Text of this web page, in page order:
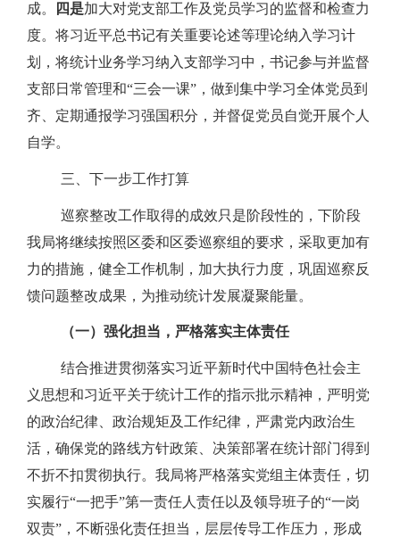
成。
四是加大对党支部工作及党员学习的监督和检查力
度。将习近平总书记有关重要论述等理论纳入学习计
划，将统计业务学习纳入支部学习中，书记参与并监督
支部日常管理和“三会一课”，做到集中学习全体党员到
齐、定期通报学习强国积分，并督促党员自觉开展个人
自学。
三、下一步工作打算
巡察整改工作取得的成效只是阶段性的，下阶段
我局将继续按照区委和区委巡察组的要求，采取更加有
力的措施，健全工作机制，加大执行力度，巩固巡察反
馈问题整改成果，为推动统计发展凝聚能量。
（一）强化担当，严格落实主体责任
结合推进贯彻落实习近平新时代中国特色社会主
义思想和习近平关于统计工作的指示批示精神，严明党
的政治纪律、政治规矩及工作纪律，严肃党内政治生
活，确保党的路线方针政策、决策部署在统计部门得到
不折不扣贯彻执行。我局将严格落实党组主体责任，切
实履行“一把手”第一责任人责任以及领导班子的“一岗
双责”，不断强化责任担当，层层传导工作压力，形成